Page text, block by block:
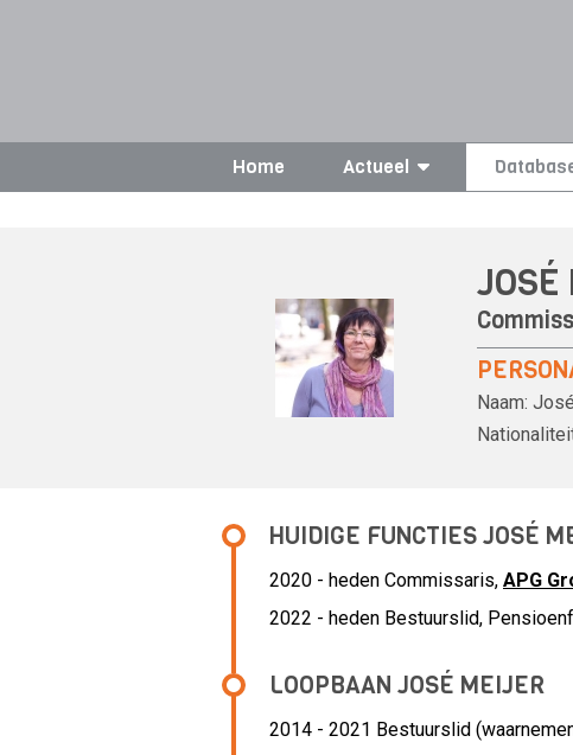
Home Actueel
JOSÉ
Naam:
HUIDIGE FUNCTIES JOSÉ
2020 - heden Commissaris, APG
2022 - heden Bestuurslid,
LOOPBAAN JOSÉ MEIJER
2014 - 2021 Bestuurslid